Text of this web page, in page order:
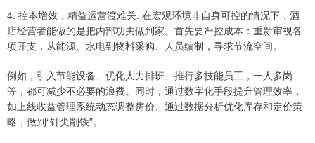
4. 控本增效，精益运营渡难关. 在宏观环境非自身可控的情况下，酒
店经营者能做的是把内部功夫做到家。首先要严控成本：重新审视各
项开支，从能源、水电到物料采购、人员编制，寻求节流空间。
例如，引入节能设备、优化人力排班、推行多技能员工，一人多岗
等，都可减少不必要的浪费。同时，通过数字化手段提升管理效率，
如上线收益管理系统动态调整房价、通过数据分析优化库存和定价策
略，做到“针尖削铁”。